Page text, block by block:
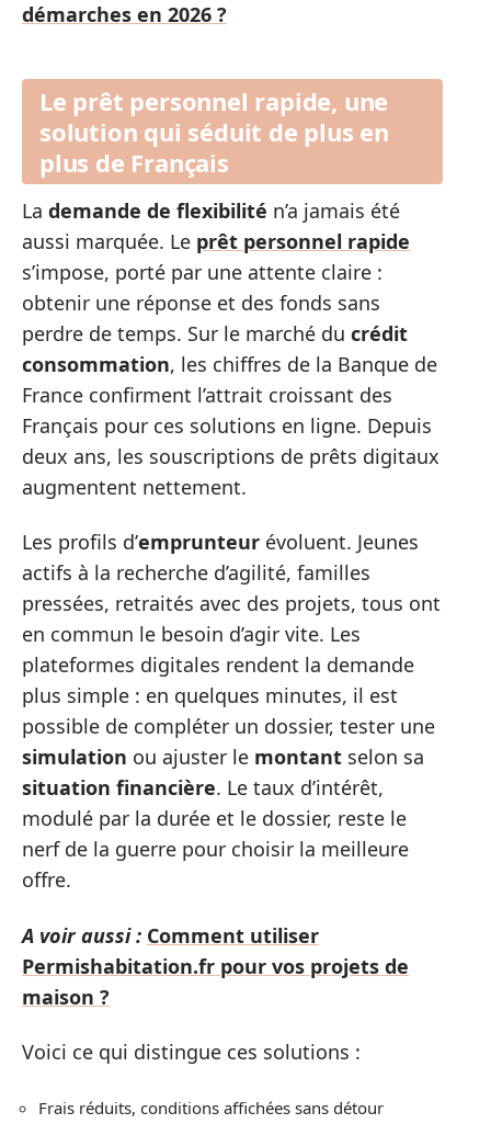
démarches en 2026 ?
Le prêt personnel rapide, une
solution qui séduit de plus en
plus de Français
La demande de flexibilité n’a jamais été
aussi marquée. Le prêt personnel rapide
s’impose, porté par une attente claire :
obtenir une réponse et des fonds sans
perdre de temps. Sur le marché du crédit
consommation, les chiffres de la Banque de
France confirment l’attrait croissant des
Français pour ces solutions en ligne. Depuis
deux ans, les souscriptions de prêts digitaux
augmentent nettement.
Les profils d’emprunteur évoluent. Jeunes
actifs à la recherche d’agilité, familles
pressées, retraités avec des projets, tous ont
en commun le besoin d’agir vite. Les
plateformes digitales rendent la demande
plus simple : en quelques minutes, il est
possible de compléter un dossier, tester une
simulation ou ajuster le montant selon sa
situation financière. Le taux d’intérêt,
modulé par la durée et le dossier, reste le
nerf de la guerre pour choisir la meilleure
offre.
A voir aussi : Comment utiliser
Permishabitation.fr pour vos projets de
maison ?
Voici ce qui distingue ces solutions :
Frais réduits, conditions affichées sans détour